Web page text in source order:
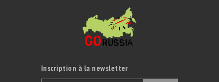
Inscription à la newsletter